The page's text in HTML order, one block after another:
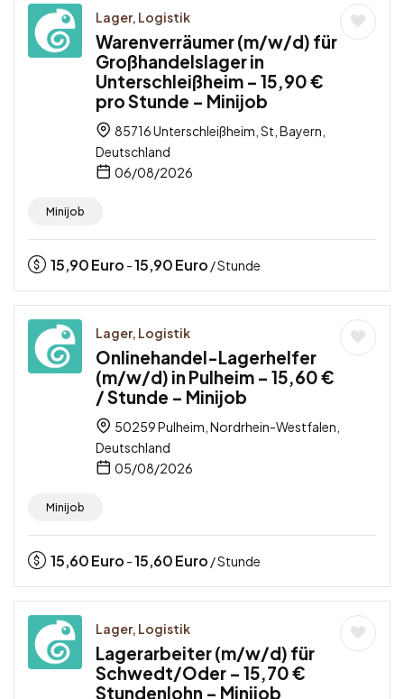
Lager, Logistik
Warenverräumer (m/w/d) für
Großhandelslager in
Unterschleißheim – 15,90 €
pro Stunde – Minijob
85716 Unterschleißheim, St, Bayern,
Deutschland
06/08/2026
Minijob
15,90Euro -15,90Euro / Stunde
Lager, Logistik
Onlinehandel-Lagerhelfer
(m/w/d) in Pulheim – 15,60 €
/ Stunde – Minijob
50259 Pulheim, Nordrhein-Westfalen,
Deutschland
05/08/2026
Minijob
15,60Euro -15,60Euro / Stunde
Lager, Logistik
Lagerarbeiter (m/w/d) für
Schwedt/Oder – 15,70 €
Stundenlohn – Minijob